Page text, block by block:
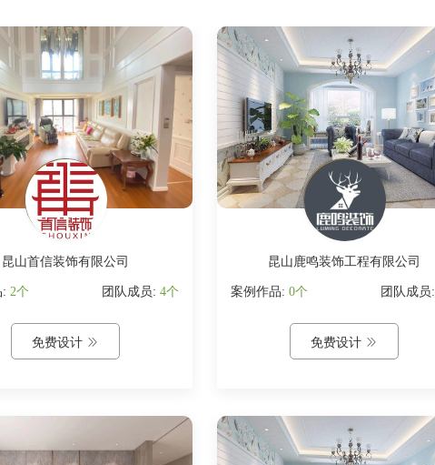
昆山首信装饰有限公司
: 2个 团队成员: 4个
免费设计 
昆山鹿鸣装饰工程有限公司
案例作品: 0个 团队成员:
免费设计 